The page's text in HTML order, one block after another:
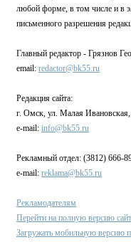
любой форме, в том числе и в
письменного разрешения
Главный редактор - Грязнов
email: redactor@bk55.ru
Редакция сайта:
г. Омск, ул. Малая
e-mail: info@bk55.ru
Рекламный отдел: (3812) 666-
e-mail: reklama@bk55.ru
Рекламодателям
Перейти на полную версию
Загружать мобильную версию